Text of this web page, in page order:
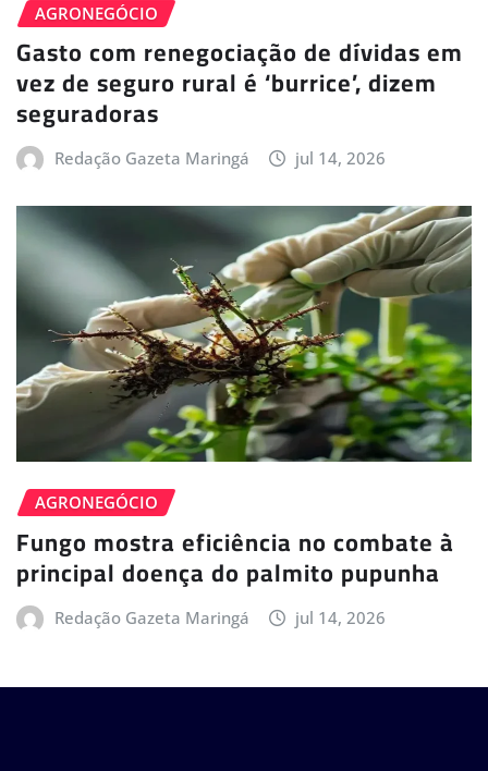
AGRONEGÓCIO
Gasto com renegociação de dívidas em
vez de seguro rural é ‘burrice’, dizem
seguradoras
Redação Gazeta Maringá jul 14, 2026
AGRONEGÓCIO
Fungo mostra eficiência no combate à
principal doença do palmito pupunha
Redação Gazeta Maringá jul 14, 2026